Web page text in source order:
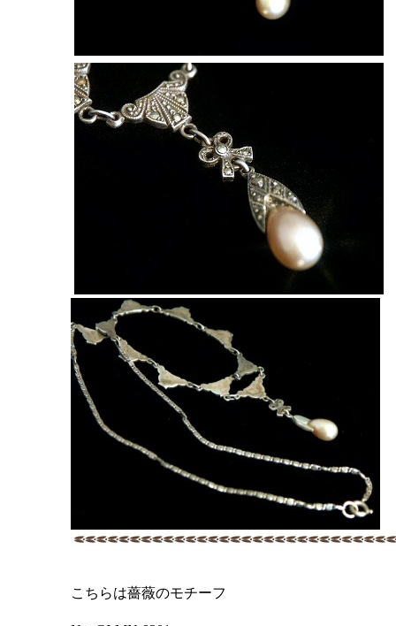
こちらは薔薇のモチーフ